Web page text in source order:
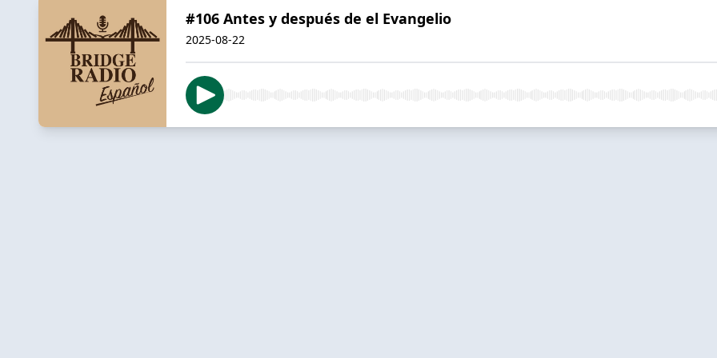
#106 Antes y después de el Evangelio
2025-08-22